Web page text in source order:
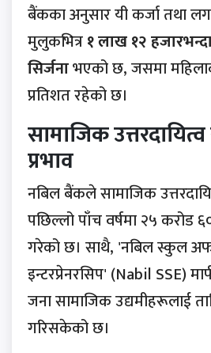
बैंकका अनुसार यी कर्जा तथा
मुलुकभित्र१ लाख १२
सिर्जनाभएको छ, जसमा
प्रतिशत रहेको छ।
सामाजिक
प्रभाव
नबिल बैंकले सामाजिक
पछिल्लो पाँच वर्षमा २५ करोड
गरेको छ। साथै, 'नबिल स्कुल
इन्टरप्रेनरसिप' (Nabil SSE)
जना सामाजिक उद्यमीहरूलाई
गरिसकेको छ।